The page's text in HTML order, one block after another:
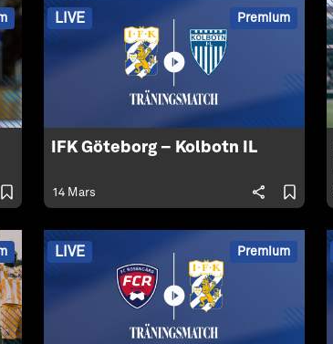
LIVE Premium
IFK Göteborg – Kolbotn IL
14 Mars
LIVE Premium